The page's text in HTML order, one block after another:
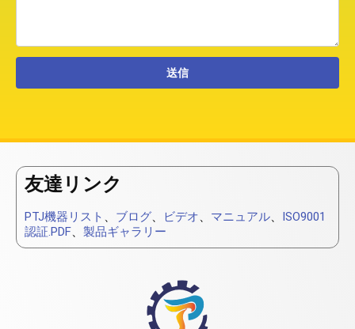
友達リンク
PTJ機器リスト 、 ブログ、 ビデオ、 マニュアル、 ISO9001
認証.PDF、 製品ギャラリー